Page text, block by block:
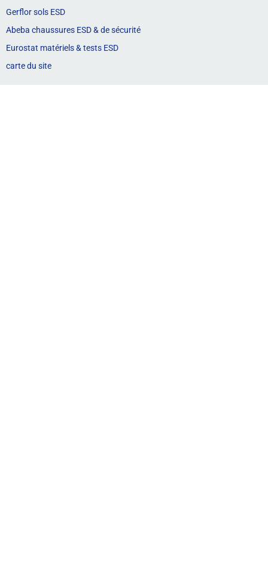
Gerflor sols ESD
Abeba chaussures ESD & de sécurité
Eurostat matériels & tests ESD
carte du site